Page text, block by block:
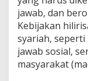
jawab, dan
Kebijakan
syariah,
jawab sosial,
masyarakat